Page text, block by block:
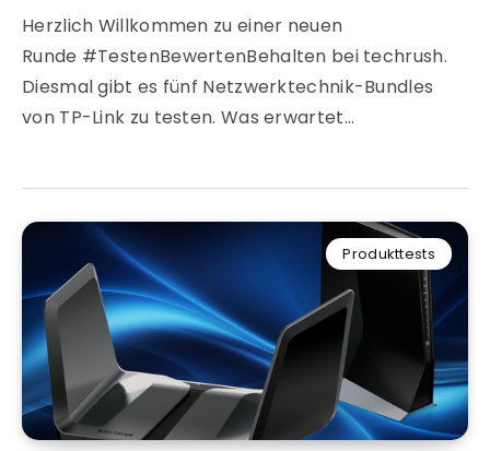
Herzlich Willkommen zu einer neuen
Runde #TestenBewertenBehalten bei techrush.
Diesmal gibt es fünf Netzwerktechnik-Bundles
von TP-Link zu testen. Was erwartet…
Produkttests